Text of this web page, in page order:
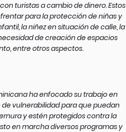
turistas a cambio de dinero. Estos
para la protección de niñas y
la niñez en situación de calle, la
de creación de espacios
entre otros aspectos.
ha enfocado su trabajo en
vulnerabilidad para que puedan
y estén protegidos contra la
en marcha diversos programas y